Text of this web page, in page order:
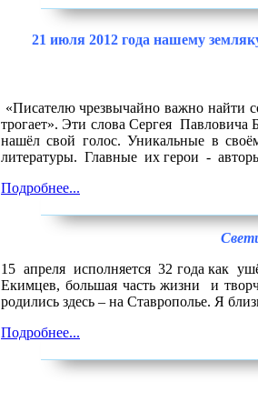
21 июля 2012 года нашему
«Писателю чрезвычайно важно найти
трогает». Эти слова Сергея Павловича
нашёл свой голос. Уникальные в
литературы. Главные их герои -
Подробнее...
15 апреля исполняется 32 года как
Екимцев, большая часть жизни
и
родились здесь – на Ставрополье. Я
Подробнее...